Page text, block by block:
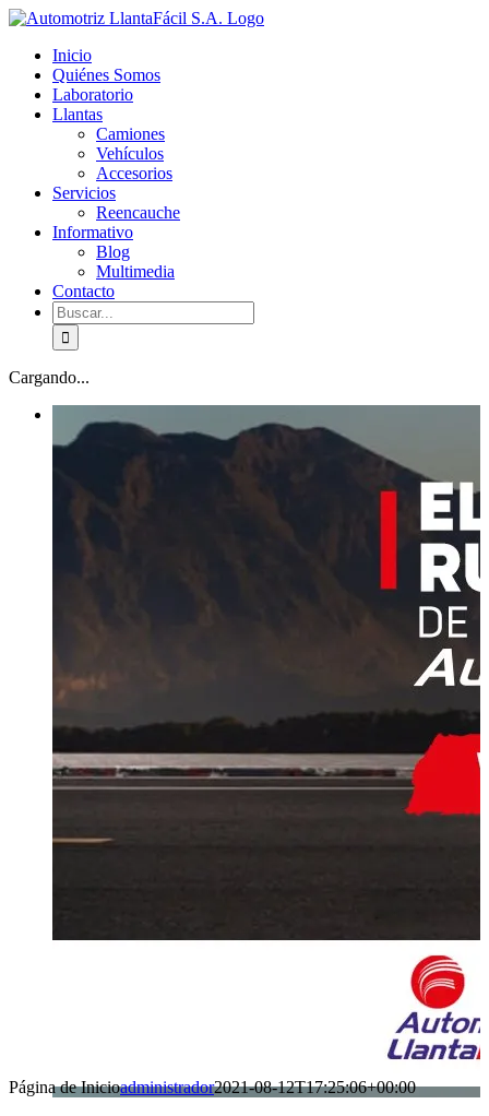
Skip
content
facebook
youtube
Inicio
Quiénes Somos
Laboratorio
Llantas
Camiones
Vehículos
Accesorios
Servicios
Reencauche
Informativo
Blog
Multimedia
Contacto
Buscar:
Cargando...
Página de Inicioadministrador2021-08-12T17:25:06+00:00